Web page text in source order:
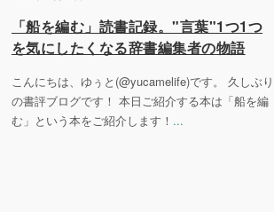
「船を編む」読書記録。"言葉"1つ1つ
を気にしたくなる辞書編集者の物語
こんにちは、ゆぅと(@yucamelife)です。 久しぶり
の書評ブログです！ 本日ご紹介する本は「船を編
む」という本をご紹介します！ ...